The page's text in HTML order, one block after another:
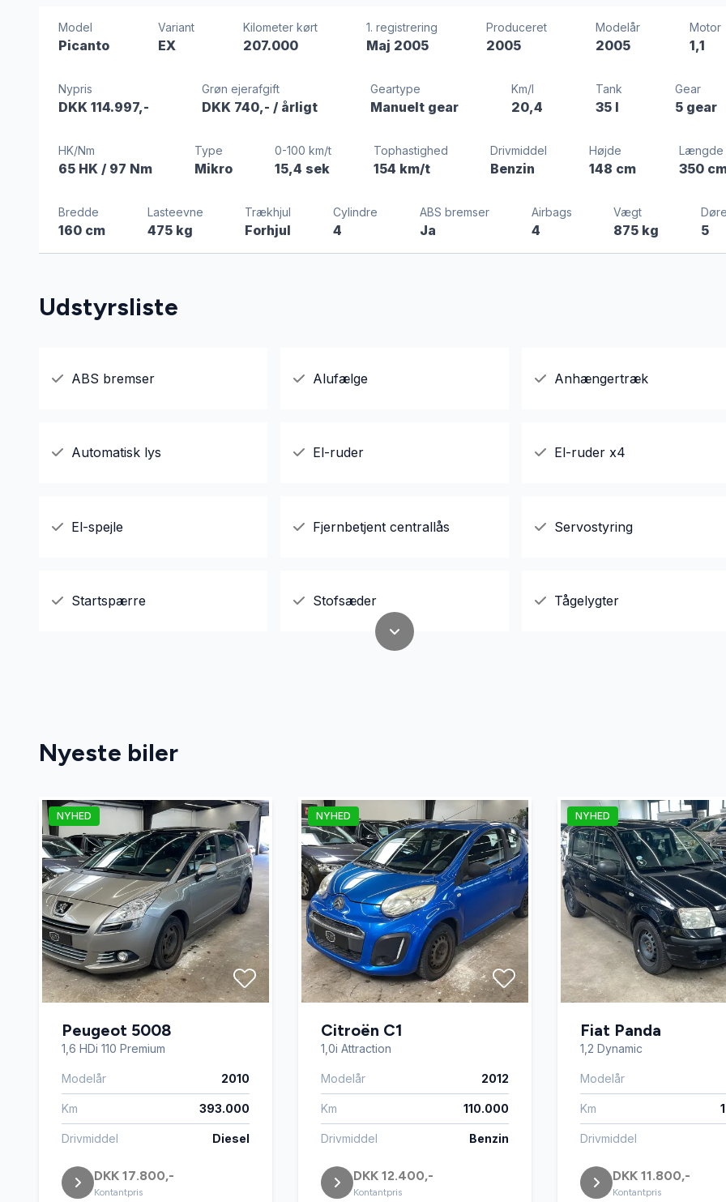
Model
Picanto
Variant
EX
Kilometer kørt
207.000
1. registrering
Maj 2005
Produceret
2005
Modelår
2005
Motor
1,1
Nypris
DKK 114.997,-
Grøn ejerafgift
DKK 740,- / årligt
Geartype
Manuelt gear
Km/l
20,4
Tank
35 l
Gear
5 gear
HK/Nm
65 HK / 97 Nm
Type
Mikro
0-100 km/t
15,4 sek
Tophastighed
154 km/t
Drivmiddel
Benzin
Højde
148 cm
Længde
350
Bredde
160 cm
Lasteevne
475 kg
Trækhjul
Forhjul
Cylindre
4
ABS bremser
Ja
Airbags
4
Vægt
875 kg 5
Udstyrsliste
ABS bremser Alufælge Anhængertræk
Automatisk lys El-ruder El-ruder x4
El-spejle Fjernbetjent centrallås Servostyring
Startspærre Stofsæder Tågelygter
Nyeste biler
NYHED
Peugeot 5008
1,6 HDi 110 Premium
Modelår 2010
Km 393.000
Drivmiddel Diesel
DKK 17.800,-
Kontantpris
NYHED
Citroën C1
1,0i Attraction
Modelår 2012
Km 110.000
Drivmiddel Benzin
DKK 12.400,-
Kontantpris
NYHED
Fiat Panda
1,2 Dynamic
Modelår
Km
Drivmiddel
DKK 11.800,-
Kontantpris